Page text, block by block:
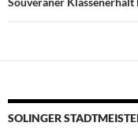
SOLINGER